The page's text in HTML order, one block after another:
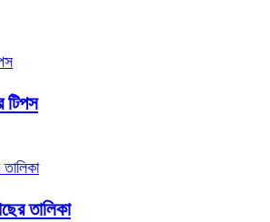
টিপস
তালিকা